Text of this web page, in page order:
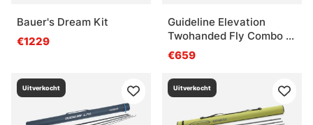
Bauer's Dream Kit
€1229
Guideline Elevation
Twohanded Fly Combo -
12' #7/8
€659
Uitverkocht Uitverkocht